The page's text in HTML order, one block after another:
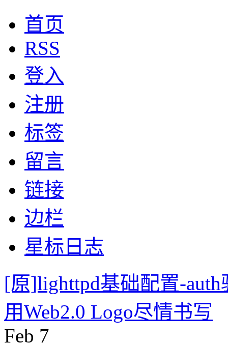
首页
RSS
登入
注册
标签
留言
链接
边栏
星标日志
[原]lighttpd基础配置-auth
用Web2.0 Logo尽情书写
Feb 7